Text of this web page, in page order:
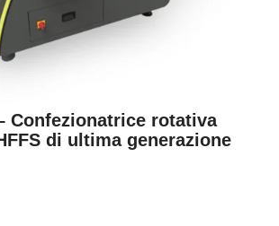
Confezionatrice rotativa
di ultima generazione